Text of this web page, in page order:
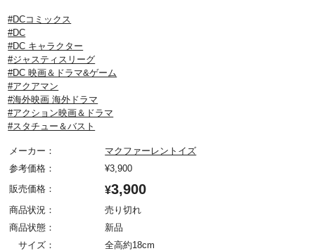
#DCコミックス
#DC
#DC キャラクター
#ジャスティスリーグ
#DC 映画＆ドラマ&ゲーム
#アクアマン
#海外映画 海外ドラマ
#アクション映画＆ドラマ
#スタチュー＆バスト
メーカー：
マクファーレントイズ
参考価格：
¥3,900
販売価格：
¥3,900
商品状況：
売り切れ
商品状態：
新品
サイズ：
全高約18cm